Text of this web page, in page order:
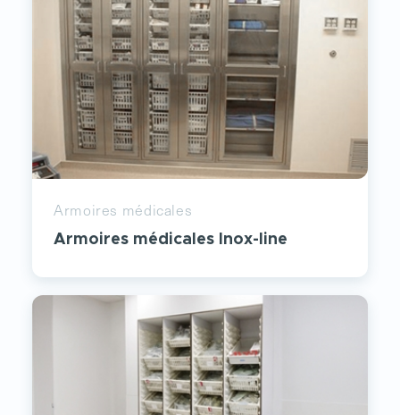
Armoires médicales
Armoires médicales Inox-line